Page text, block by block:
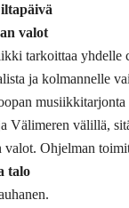
valot
tarkoittaa yhdelle
ja kolmannelle
musiikkitarjonta
Välimeren välillä,
valot. Ohjelman
talo